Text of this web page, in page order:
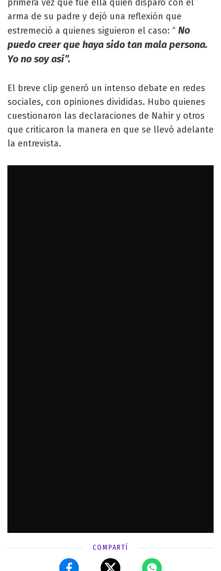
primera vez que fue ella quien disparó con el
arma de su padre y dejó una reflexión que
estremeció a quienes siguieron el caso: “ No
puedo creer que haya sido tan mala persona.
Yo no soy así”.
El breve clip generó un intenso debate en redes
sociales, con opiniones divididas. Hubo quienes
cuestionaron las declaraciones de Nahir y otros
que criticaron la manera en que se llevó adelante
la entrevista.
COMPARTÍ